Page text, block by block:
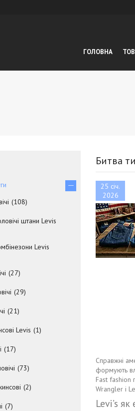
ГОЛОВНА
Битва
25 січ.
2026
Справжні
формують
Fast fashion
Wrangler і
Levi’s
108
штани Levis
Levis
27
29
21
Levis 1
17
73
2
7